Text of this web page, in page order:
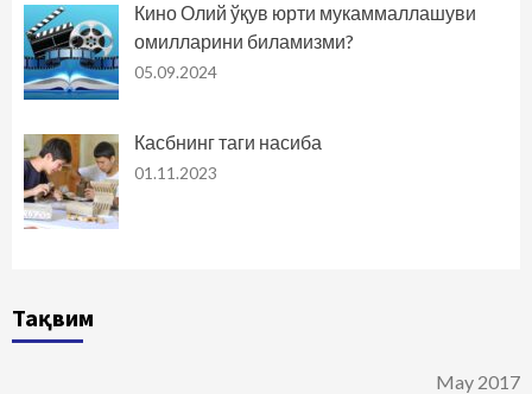
Кино Олий ўқув юрти мукаммаллашуви
омилларини биламизми?
05.09.2024
Касбнинг таги насиба
01.11.2023
Тақвим
May 2017